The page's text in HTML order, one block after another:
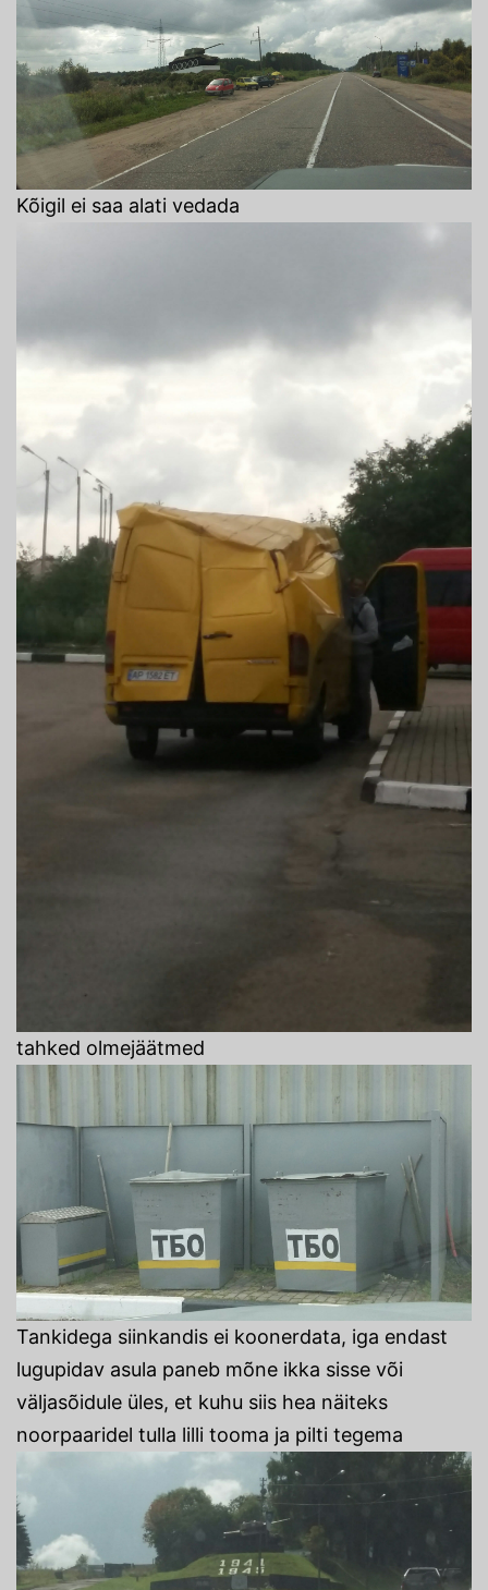
Kõigil ei saa alati vedada
tahked olmejäätmed
Tankidega siinkandis ei koonerdata, iga endast
lugupidav asula paneb mõne ikka sisse või
väljasõidule üles, et kuhu siis hea näiteks
noorpaaridel tulla lilli tooma ja pilti tegema